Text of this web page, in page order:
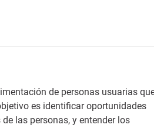
de personas usuarias
es identificar oportunidades
las personas, y entender los